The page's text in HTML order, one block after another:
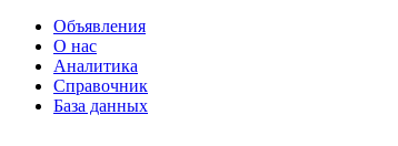
Объявления
О нас
Аналитика
Справочник
База данных